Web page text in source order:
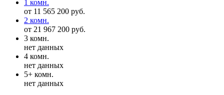
1 комн.
от 11 565 200 руб.
2 комн.
от 21 967 200 руб.
3 комн.
нет данных
4 комн.
нет данных
5+ комн.
нет данных